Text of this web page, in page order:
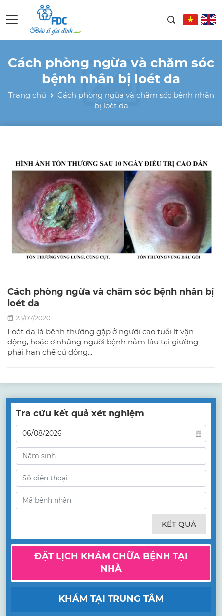
Cách phòng ngừa và chăm sóc
bệnh nhân bị loét da
Trang chủ
Cách phòng ngừa và chăm sóc bệnh nhân
bị loét da
Cách phòng ngừa và chăm sóc bệnh nhân bị
loét da
23/07/2020
Loét da là bệnh thường gặp ở người cao tuổi ít vận
động, hoặc ở những người bệnh nằm lâu tại giường
phải hạn chế cử động...
Tra cứu kết quả xét nghiệm
KẾT QUẢ
ĐẶT LỊCH KHÁM CHỮA BỆNH TẠI
NHÀ
KHÁM TẠI TRUNG TÂM